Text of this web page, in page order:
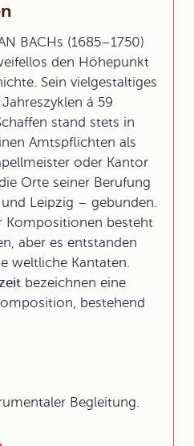
BACHs (1685–1750)
den Höhepunkt
Sein vielgestaltiges
á 59
stand stets in
Amtspflichten als
oder Kantor
Orte seiner Berufung
Leipzig – gebunden.
Kompositionen besteht
aber es entstanden
weltliche Kantaten.
bezeichnen eine
bestehend
Begleitung.